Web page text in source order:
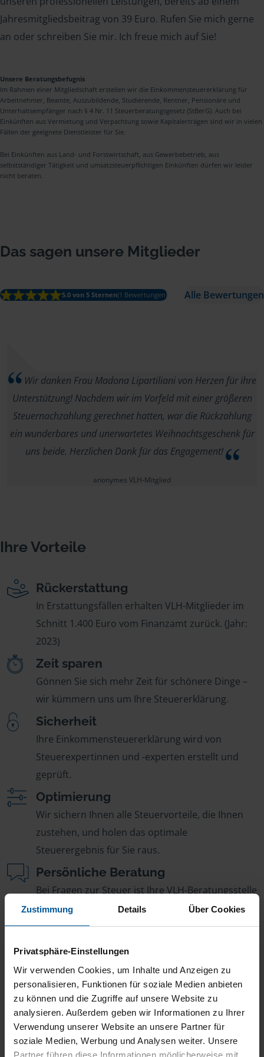
Zustimmung Details Über Cookies
Privatsphäre-Einstellungen
Wir verwenden Cookies, um Inhalte und Anzeigen zu
personalisieren, Funktionen für soziale Medien anbieten
zu können und die Zugriffe auf unsere Website zu
analysieren. Außerdem geben wir Informationen zu Ihrer
Verwendung unserer Website an unsere Partner für
soziale Medien, Werbung und Analysen weiter. Unsere
Partner führen diese Informationen möglicherweise mit
Jahresmitgliedsbeitrag von 39 Euro. Rufen Sie mich gerne
an oder schreiben Sie mir. Ich freue mich auf Sie!
Unsere Beratungsbefugnis
Im Rahmen einer Mitgliedschaft erstellen wir die Einkommensteuererklärung für
Arbeitnehmer, Beamte, Auszubildende, Studierende, Rentner, Pensionäre und
Unterhaltsempfänger nach § 4 Nr. 11 Steuerberatungsgesetz (StBerG). Auch bei
Einkünften aus Vermietung und Verpachtung sowie Kapitalerträgen sind wir in vielen
Fällen der geeignete Dienstleister für Sie.
Bei Einkünften aus Land- und Forstwirtschaft, aus Gewerbebetrieb, aus
selbstständiger Tätigkeit und umsatzsteuerpflichtigen Einkünften dürfen wir leider
nicht beraten.
Das sagen unsere Mitglieder
5.0 von 5 Sternen(1 Bewertungen) Alle Bewertungen
Wir danken Frau Madona Lipartiliani von Herzen für ihre
Unterstützung! Nachdem wir im Vorfeld mit einer größeren
Steuernachzahlung gerechnet hatten, war die Rückzahlung
ein wunderbares und unerwartetes Weihnachtsgeschenk für
uns beide. Herzlichen Dank für das Engagement!
anonymes VLH-Mitglied
Ihre Vorteile
Rückerstattung
In Erstattungsfällen erhalten VLH-Mitglieder im
Schnitt 1.400 Euro vom Finanzamt zurück. (Jahr:
2023)
Zeit sparen
Gönnen Sie sich mehr Zeit für schönere Dinge –
wir kümmern uns um Ihre Steuererklärung.
Sicherheit
Ihre Einkommensteuererklärung wird von
Steuerexpertinnen und -experten erstellt und
geprüft.
Optimierung
Wir sichern Ihnen alle Steuervorteile, die Ihnen
zustehen, und holen das optimale
Steuerergebnis für Sie raus.
Persönliche Beratung
Bei Fragen zur Steuer ist Ihre VLH-Beratungsstelle
immer für Sie da – ohne Zusatzkosten.
Fairer Beitrag
Sie zahlen für alle unsere Leistungen nur einen
jährlichen Mitgliedsbeitrag, der sich nach Ihren
Jahreseinnahmen richtet.